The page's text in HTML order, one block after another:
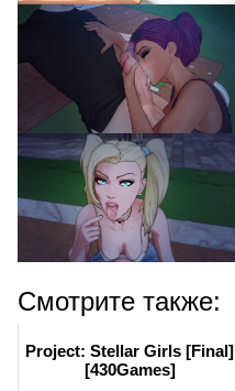
Смотрите также:
Project: Stellar Girls [Final]
[430Games]